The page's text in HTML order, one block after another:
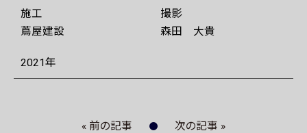
施工
蔦屋建設
撮影
森田 大貴
2021年
« 前の記事 次の記事 »